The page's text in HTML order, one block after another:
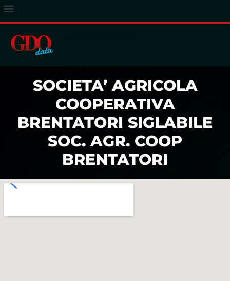
SOCIETA’ AGRICOLA
COOPERATIVA
BRENTATORI SIGLABILE
SOC. AGR. COOP
BRENTATORI